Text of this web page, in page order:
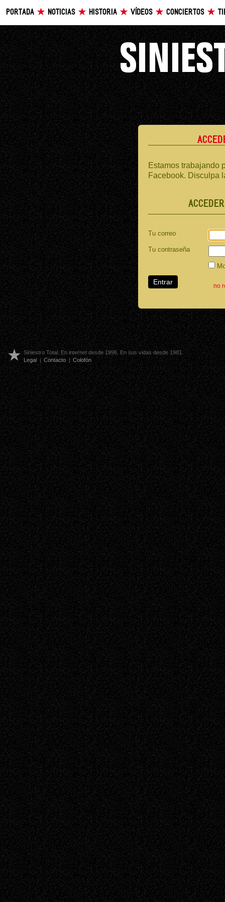
PORTADA NOTICIAS HISTORIA VÍDEOS CONCIERTOS
Estamos trabajando
Facebook. Disculpa
Tu correo
Tu contraseña
no
Siniestro Total. En internet desde 1996. En sus vidas desde 1981.
Legal | Contacto | Colofón